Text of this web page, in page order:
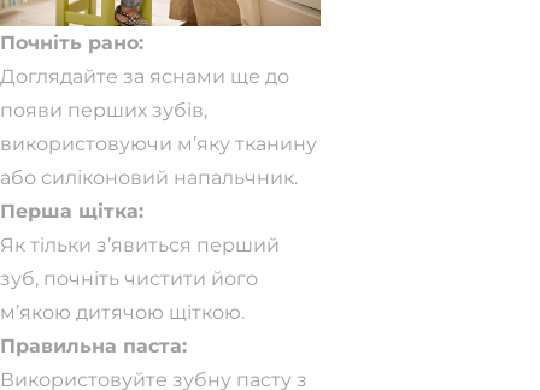
Почніть рано:
Доглядайте за яснами ще до
появи перших зубів,
використовуючи м’яку тканину
або силіконовий напальчник.
Перша щітка:
Як тільки з’явиться перший
зуб, почніть чистити його
м’якою дитячою щіткою.
Правильна паста:
Використовуйте зубну пасту з